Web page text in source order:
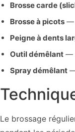
Brosse carde
Brosse à picots —
Peigne à dents
Outil démêlant —
Spray démêlant
Le brossage